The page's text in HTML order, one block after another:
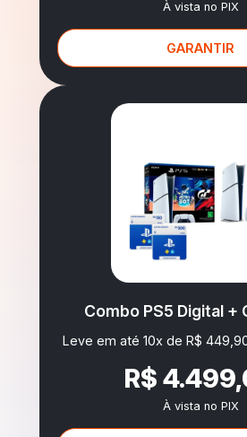
À vista no PIX
GARANTIR
Combo PS5 Digital +
Leve em até 10x de R$
R$
À vista no PIX